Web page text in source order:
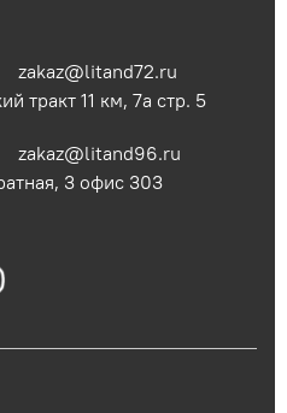
zakaz@litand72.ru
тракт 11 км, 7а стр. 5
zakaz@litand96.ru
3​ офис 303